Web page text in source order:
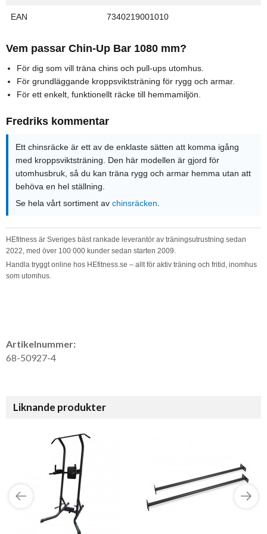
EAN 7340219001010
Vem passar Chin-Up Bar 1080 mm?
För dig som vill träna chins och pull-ups utomhus.
För grundläggande kroppsviktsträning för rygg och armar.
För ett enkelt, funktionellt räcke till hemmamiljön.
Fredriks kommentar
Ett chinsräcke är ett av de enklaste sätten att komma igång
med kroppsviktsträning. Den här modellen är gjord för
utomhusbruk, så du kan träna rygg och armar hemma utan att
behöva en hel ställning.
Se hela vårt sortiment av chinsräcken.
HEfitness är Sveriges bäst rankade leverantör av träningsutrustning sedan
2022, med över 100 000 kunder sedan starten 2009.
Handla tryggt online hos HEfitness.se – allt för aktiv träning och fritid, inomhus
som utomhus.
Artikelnummer:
68-50927-4
Liknande produkter